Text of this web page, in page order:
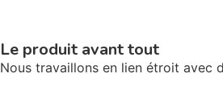
Le produit avant tout
Nous travaillons en lien étroit avec